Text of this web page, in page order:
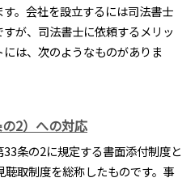
。会社を設立するには司法書士
が、司法書士に依頼するメリッ
は、次のようなものがありま
2）への対応
33条の2に規定する書面添付制度と
取制度を総称したものです。事